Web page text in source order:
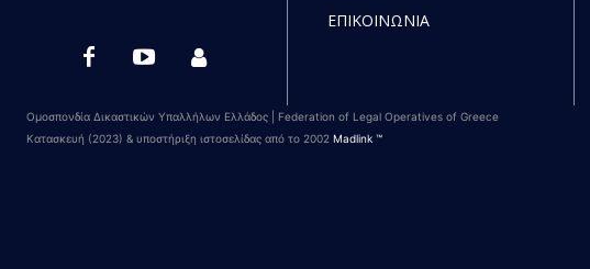
ΕΠΙΚΟΙΝΩΝΙΑ
Ομοσπονδία Δικαστικών Υπαλλήλων Ελλάδος | Federation of Legal Operatives of Greece
Κατασκευή (2023) & υποστήριξη ιστοσελίδας από το 2002 Madlink ™